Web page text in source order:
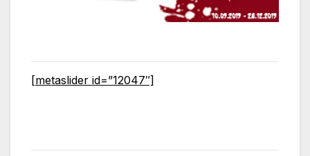
[metaslider id=”12047″]